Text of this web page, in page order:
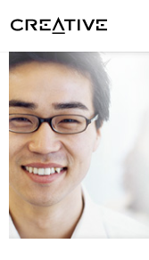
Facebook